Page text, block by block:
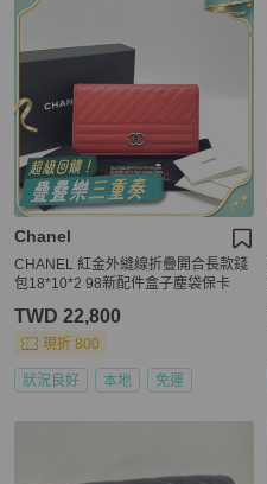
Chanel
CHANEL 紅金外縫線折疊開合長款錢
包18*10*2 98新配件盒子塵袋保卡
TWD 22,800
現折 800
狀況良好 本地 免運